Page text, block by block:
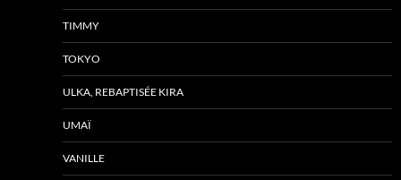
TIMMY
TOKYO
ULKA, REBAPTISÉE KIRA
UMAÏ
VANILLE